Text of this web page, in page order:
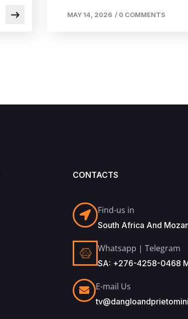
MAY 14, 2026 / 0 COMMENTS
CONTACTS
Find-us in
South Africa And
Whatsapp | Telegram
SA: +276-4258-0468
E-mail Us